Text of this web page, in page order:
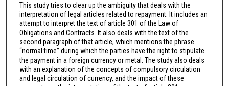
This study tries to clear up the ambiguity that deals with the
interpretation of legal articles related to repayment. It includes an
attempt to interpret the text of article 301 of the Law of
Obligations and Contracts. It also deals with the text of the
second paragraph of that article, which mentions the phrase
“normal time” during which the parties have the right to stipulate
the payment in a foreign currency or metal. The study also deals
with an explanation of the concepts of compulsory circulation
and legal circulation of currency, and the impact of these